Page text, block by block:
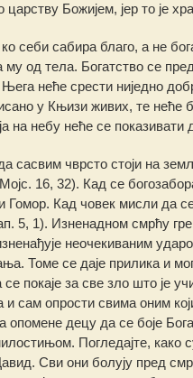
Божијем, јер то је
себи сабира благо, а не
од тела. Богатство се
неће срести ниједно
у Књизи живих, те неће
на небу неће се показивати
сасвим чврсто стоји на
16, 32). Кад се
Гомор. Кад човек мисли да
5, 1). Изненадном смрћу
неочекиваним
Томе се даје прилика и
покаје за све зло што је
сам опрости свима оним
децу да се боје
Погледајте, како
Сви они болују пред